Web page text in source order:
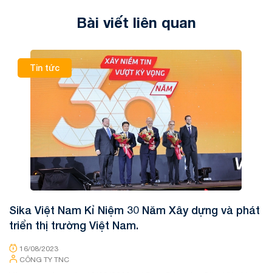
Bài viết liên quan
Tin tức
Sika Việt Nam Kỉ Niệm 30 Năm Xây dựng và phát
triển thị trường Việt Nam.
16/08/2023
CÔNG TY TNC